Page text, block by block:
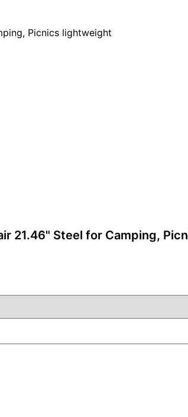
Picnics lightweight
21.46" Steel for Camping,